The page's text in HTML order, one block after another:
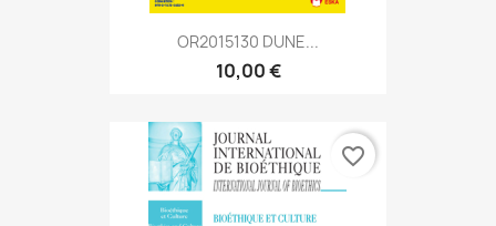
OR2015130 DUNE...
10,00 €
favorite_border